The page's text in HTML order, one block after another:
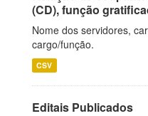
(CD), função
Nome dos servidores,
cargo/função.
CSV
Editais Publicados